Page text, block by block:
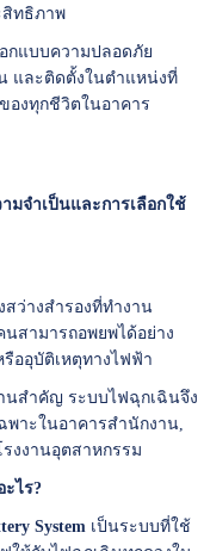
สิทธิภาพ
กแบบความปลอดภัย
และติดตั้งในตำแหน่งที่
องทุกชีวิตในอาคาร
มจำเป็นและการเลือกใช้
สว่างสำรองที่ทำงาน
สามารถอพยพได้อย่าง
ออุบัติเหตุทางไฟฟ้า
นสำคัญ ระบบไฟฉุกเฉินจึง
พาะในอาคารสำนักงาน,
งงานอุตสาหกรรม
ะไร?
Systemเป็นระบบที่ใช้